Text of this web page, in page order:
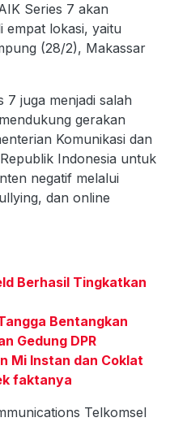
Series 7 akan
empat lokasi, yaitu
(28/2), Makassar
juga menjadi salah
gerakan
Komunikasi dan
Indonesia untuk
negatif melalui
dan online
Berhasil Tingkatkan
Bentangkan
Gedung DPR
Mi Instan dan Coklat
faktanya
Telkomsel